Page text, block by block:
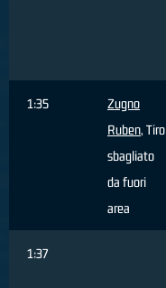
1:35
Zugno
Ruben, Tiro
sbagliato
da fuori
area
1:37